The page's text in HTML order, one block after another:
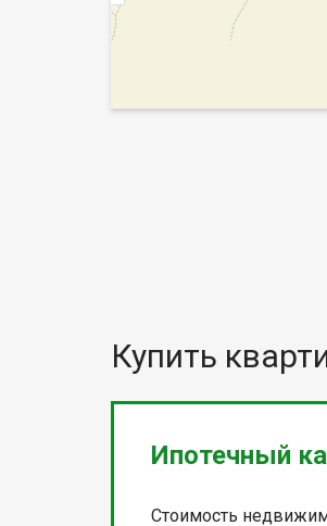
Купить
Ипотечный
Стоимость